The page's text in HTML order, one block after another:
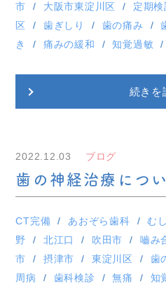
市
大阪市東淀川区 定期検
区
歯ぎしり 歯の痛み
き
痛みの緩和 知覚過敏
続きを
2022.12.03 ブログ
歯の神経治療につ
CT完備 あおぞら歯科 む
野
北江口 吹田市 嚙み
市
摂津市 東淀川区 歯
周病
歯科検診 無痛 知